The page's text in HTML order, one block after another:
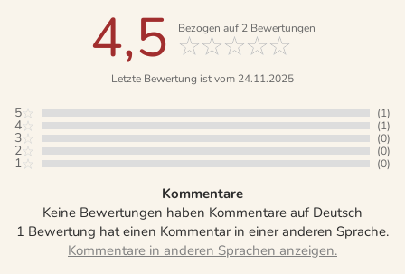
4,5 Bezogen auf 2Bewertungen
Letzte Bewertung ist vom 24.11.2025
5 (1)
4 (1)
3 (0)
2 (0)
1 (0)
Kommentare
Keine Bewertungen haben Kommentare auf Deutsch
1 Bewertung hat einen Kommentar in einer anderen Sprache.